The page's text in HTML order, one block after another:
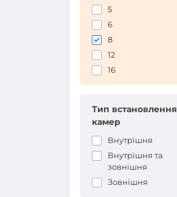
5
6
8
12
16
Тип встановлення
камер
Внутрішня
Внутрішня та
зовнішня
Зовнішня